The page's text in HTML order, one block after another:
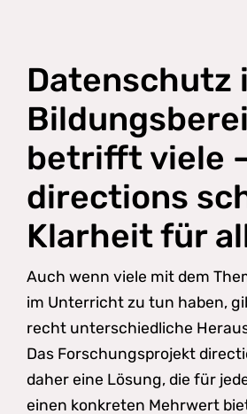
Kontakt
Datenschutz
betrifft viele
directions
Klarheit für
Auch wenn viele mit dem
im Unterricht zu tun haben,
recht unterschiedliche
Das Forschungsprojekt
daher eine Lösung, die für
einen konkreten Mehrwert